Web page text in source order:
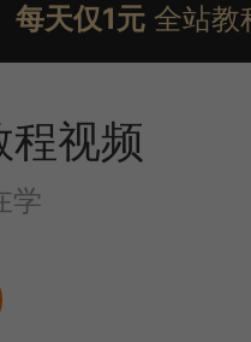
每天仅1元全站教
程视频
学